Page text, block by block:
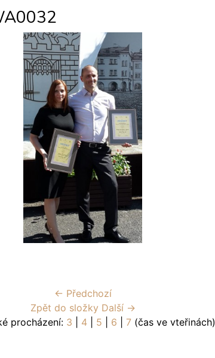
← Předchozí
Zpět do složky Další →
procházení: 3 4| 5 6 7(čas ve vteřinách)